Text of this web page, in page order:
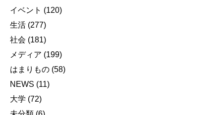
イベント (120)
生活 (277)
社会 (181)
メディア (199)
はまりもの (58)
NEWS (11)
大学 (72)